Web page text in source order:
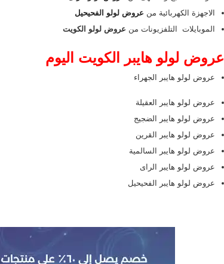
الاجهزة الكهربائية من عروض لولو الفحيحيل
الموبايلات التلفزيونات من عروض لولو الكويت
عروض لولو هايبر الكويت اليوم
عروض لولو هايبر الجهراء
عروض لولو هايبر العقيلة
عروض لولو هايبر الضجيج
عروض لولو هايبر القرين
عروض لولو هايبر السالمية
عروض لولو هايبر الراى
عروض لولو هايبر الفحيحيل